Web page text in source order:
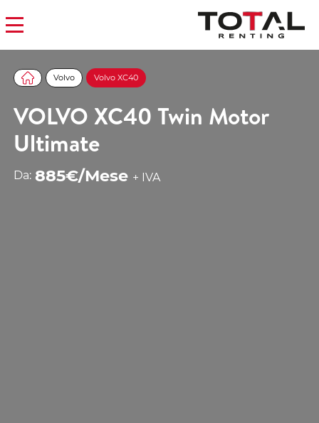
Volvo Volvo XC40
VOLVO XC40 Twin Motor
Ultimate
Da: 885€/Mese + IVA